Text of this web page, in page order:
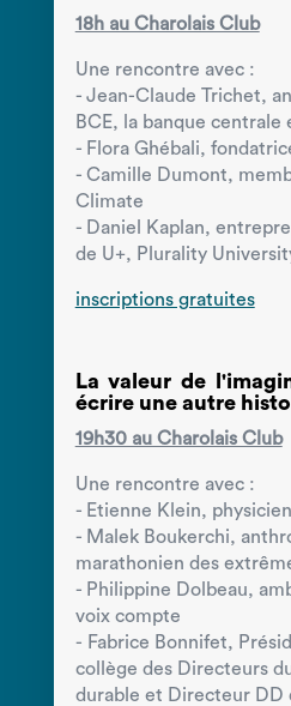
18h au Charolais Club
Une rencontre avec :
- Jean-Claude Trichet,
BCE, la banque centrale
- Flora Ghébali,
- Camille Dumont,
Climate
- Daniel Kaplan,
de U+, Plurality
inscriptions gratuites
La valeur de
écrire une autre
19h30 au Charolais Club
Une rencontre avec :
- Etienne Klein, physicien
- Malek Boukerchi,
marathonien des
- Philippine Dolbeau,
voix compte
- Fabrice Bonnifet,
collège des Directeurs
durable et Directeur DD